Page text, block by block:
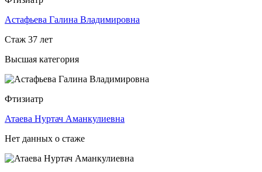
Астафьева Галина Владимировна
Стаж 37 лет
Высшая категория
Фтизиатр
Атаева Нуртач Аманкулиевна
Нет данных о стаже